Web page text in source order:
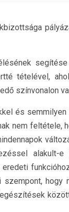
segítése
tételével,
színvonalon
és
nem feltétele,
alakult-
hogy